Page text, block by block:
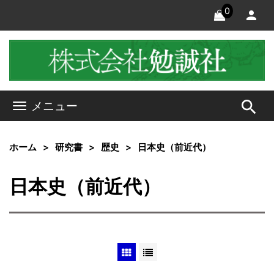
0
メニュー search
ホーム 研究書 歴史 日本史（前近代）
日本史（前近代）